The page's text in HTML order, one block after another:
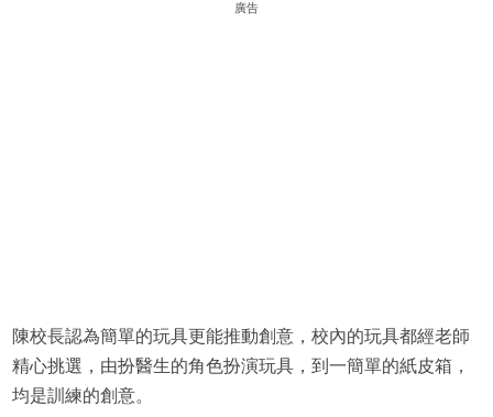
廣告
陳校長認為簡單的玩具更能推動創意，校內的玩具都經老師
精心挑選，由扮醫生的角色扮演玩具，到一簡單的紙皮箱，
均是訓練的創意。